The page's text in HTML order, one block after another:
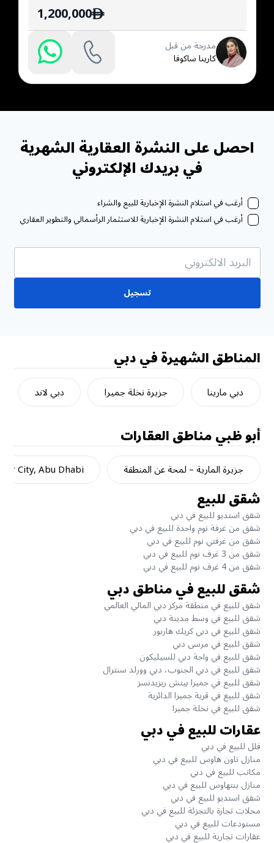
ê
1,200,000
مدرجة من قبل
كارينا ساكوفا
احصل على النشرة العقارية الشهرية
في بريدك الإلكتروني
أرغب في استلام النشرة الإخبارية للبيع والشراء
أرغب في استلام النشرة الإخبارية للاستثمار الرأسمالي والتطوير العقاري
تسجيل
المناطق الشهيرة في دبي
دبي مارينا جزيرة نخلة جميرا دبي لاند
أبو ظبيمناطق العقارات
جزيرة المارية – لمحة عن المنطقة City, Abu Dhabi
شقق للبيع
شقق استديو للبيع في دبي
شقق من غرفة نوم واحدة للبيع في دبي
شقق من غرفتي نوم للبيع في دبي
شقق من 3 غرف نوم للبيع في دبي
شقق من 4 غرف نوم للبيع في دبي
شقق للبيع في مناطق دبي
شقق للبيع في منطقة مركز دبي المالي العالمي
شقق للبيع في وسط مدينة دبي
شقق للبيع في دبي كريك هاربور
شقق للبيع في مرسى دبي
شقق للبيع في واحة دبي للسيليكون
شقق للبيع في دبي الجنوب، دبي وورلد سنترال
شقق للبيع في جميرا بيتش ريزيدنسز
شقق للبيع في قرية جميرا الدائرية
شقق للبيع في نخلة جميرا
عقارات للبيع في دبي
فلل للبيع في دبي
منازل تاون هاوس للبيع في دبي
مكاتب للبيع في دبي
منازل بنتهاوس للبيع في دبي
شقق استديو للبيع في دبي
محلات تجارة بالتجزئة للبيع في دبي
مستودعات للبيع في دبي
عقارات تجارية للبيع في دبي